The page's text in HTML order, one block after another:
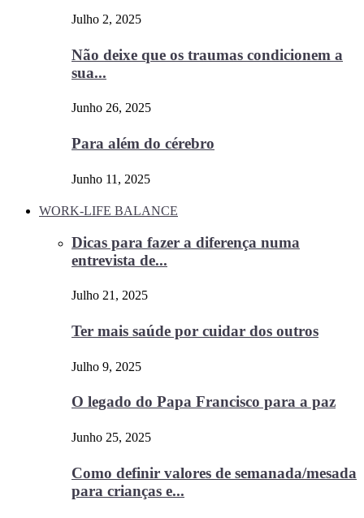
Julho 2, 2025
Não deixe que os traumas condicionem a
sua...
Junho 26, 2025
Para além do cérebro
Junho 11, 2025
WORK-LIFE BALANCE
Dicas para fazer a diferença numa
entrevista de...
Julho 21, 2025
Ter mais saúde por cuidar dos outros
Julho 9, 2025
O legado do Papa Francisco para a paz
Junho 25, 2025
Como definir valores de semanada/mesada
para crianças e...